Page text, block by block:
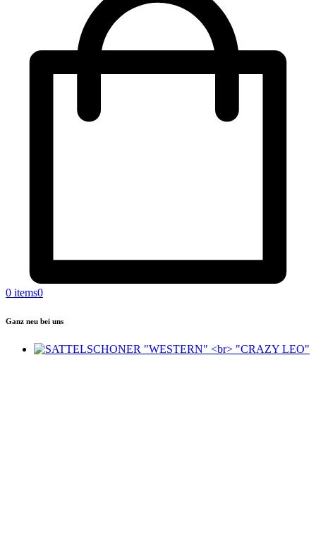
0 items0
Ganz neu bei uns